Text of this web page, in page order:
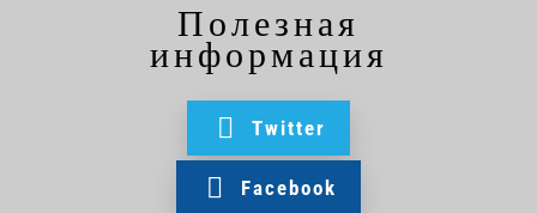
Полезная
информация
Twitter
Facebook